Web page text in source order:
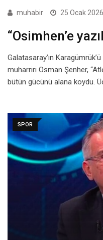
muhabir 25 Ocak 2026
“Osimhen’e
Galatasaray’ın
muharriri Osman Şenher,
bütün gücünü alana koydu.
SPOR